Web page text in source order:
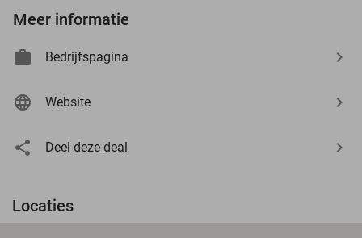
Meer informatie
Bedrijfspagina
Website
Deel deze deal
Locaties